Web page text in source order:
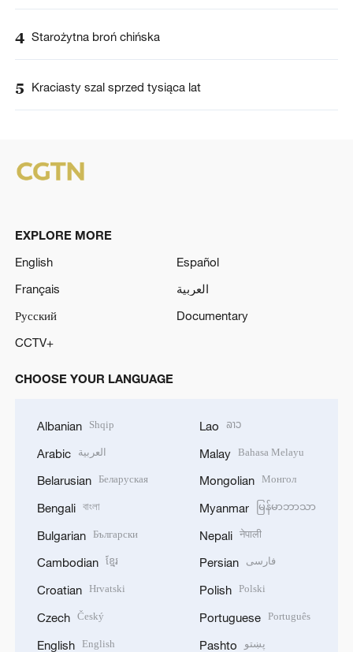
4 Starożytna broń chińska
5 Kraciasty szal sprzed tysiąca lat
EXPLORE MORE
English
Español
Français
العربية
Русский
Documentary
CCTV+
CHOOSE YOUR LANGUAGE
Albanian Shqip
Arabic العربية
Belarusian Беларуская
Bengali বাংলা
Bulgarian Български
Cambodian ខ្មែរ
Croatian Hrvatski
Czech Český
English English
Lao ລາວ
Malay Bahasa Melayu
Mongolian Монгол
Myanmar မြန်မာဘာသာ
Nepali नेपाली
Persian فارسی
Polish Polski
Portuguese Português
Pashto پښتو